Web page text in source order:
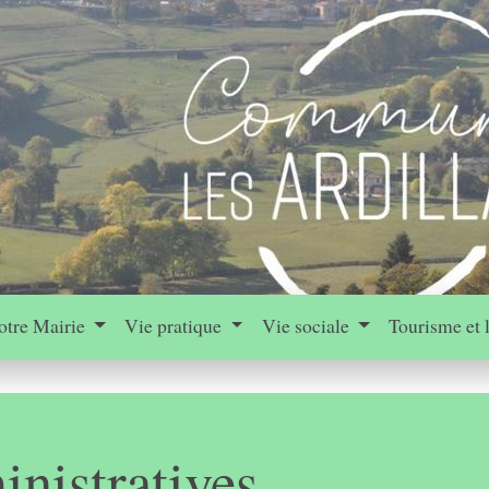
Mairie Vie pratique Vie sociale Tourisme et